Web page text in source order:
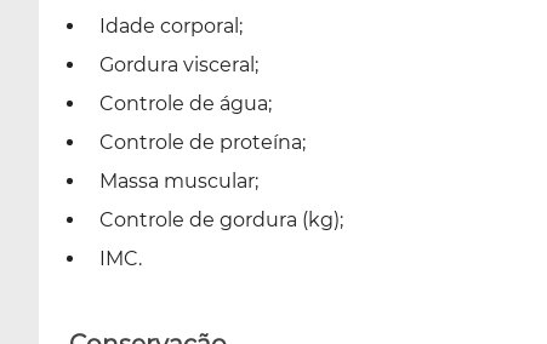
Idade corporal;
Gordura visceral;
Controle de água;
Controle de proteína;
Massa muscular;
Controle de gordura (kg);
IMC.